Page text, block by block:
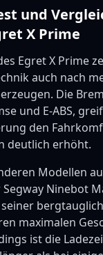
und
X Prime
Egret X Prime
auch nach
Die
und E-ABS,
den
deutlich erhöht.
Modellen
Segway Ninebot
maximalen
ist die